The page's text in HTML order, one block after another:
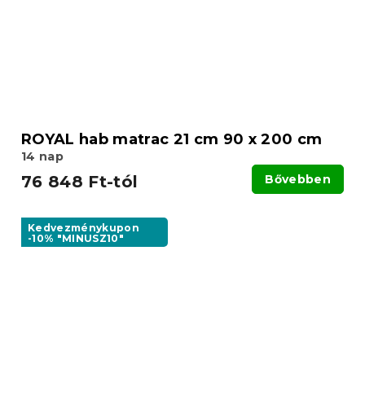
ROYAL hab matrac 21 cm 90 x 200 cm
14 nap
76 848 Ft-tól Bővebben
Kedvezménykupon
-10% "MINUSZ10"